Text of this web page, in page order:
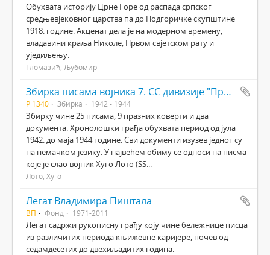
Обухвата историју Црне Горе од распада српског
средњевјековног царства па до Подгоричке скупштине
1918. године. Акценат дела је на модерном времену,
владавини краља Николе, Првом свјетском рату и
уједиљењу.
Гломазић, Љубомир
Збирка писама војника 7. СС дивизије "Принц Еуген"
Р 1340 Збирка 1942 - 1944
Збирку чине 25 писама, 9 празних коверти и два
документа. Хронолошки грађа обухвата период од јула
1942. до маја 1944 године. Сви документи изузев једног су
на немачком језику. У највећем обиму се односи на писма
које је слао војник Хуго Лото (SS...
Лото, Хуго
Легат Владимира Пиштала
ВП Фонд 1971-2011
Легат садржи рукописну грађу коју чине бележнице писца
из различитих периода књижевне каријере, почев од
седамдесетих до двехиљадитих година.